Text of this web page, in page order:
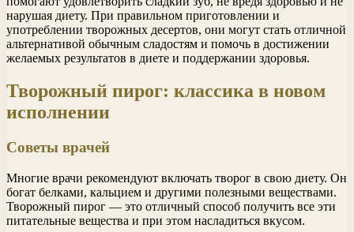
нарушая диету. При правильном приготовлении и
употреблении творожных десертов, они могут стать отличной
альтернативой обычным сладостям и помочь в достижении
желаемых результатов в диете и поддержании здоровья.
Творожный пирог: классика в новом
исполнении
Советы врачей
Многие врачи рекомендуют включать творог в свою диету. Он
богат белками, кальцием и другими полезными веществами.
Творожный пирог — это отличный способ получить все эти
питательные вещества и при этом насладиться вкусом.